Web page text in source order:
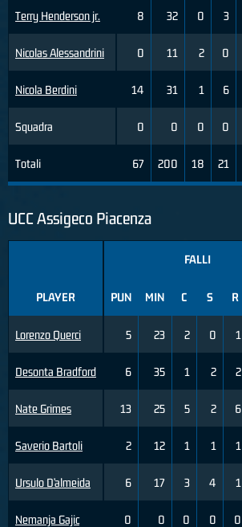
Terry Henderson jr.
Nicolas Alessandrini
Nicola Berdini
Squadra
Totali
8 32 0 3
0 11 2 0
14 31 1 6
0 0 0 0
67 200 18 21
UCC Assigeco Piacenza
PLAYER
Lorenzo Querci
Desonta Bradford
Nate Grimes
Saverio Bartoli
Ursulo D’almeida
Nemanja Gajic
FALLI
PUN MIN C S R
5 23 2 0 1
6 35 1 2 2
13 25 5 2 6
2 12 1 1 1
6 17 3 4 1
0 0 0 0 0